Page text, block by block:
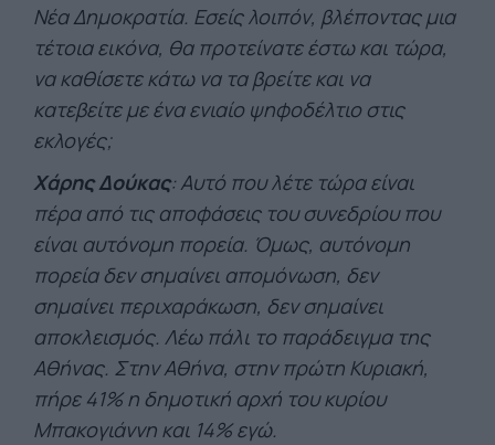
Νέα Δημοκρατία. Εσείς λοιπόν, βλέποντας μια
τέτοια εικόνα, θα προτείνατε έστω και τώρα,
να καθίσετε κάτω να τα βρείτε και να
κατεβείτε με ένα ενιαίο ψηφοδέλτιο στις
εκλογές;
Χάρης Δούκας: Αυτό που λέτε τώρα είναι
πέρα από τις αποφάσεις του συνεδρίου που
είναι αυτόνομη πορεία. Όμως, αυτόνομη
πορεία δεν σημαίνει απομόνωση, δεν
σημαίνει περιχαράκωση, δεν σημαίνει
αποκλεισμός. Λέω πάλι το παράδειγμα της
Αθήνας. Στην Αθήνα, στην πρώτη Κυριακή,
πήρε 41% η δημοτική αρχή του κυρίου
Μπακογιάννη και 14% εγώ.